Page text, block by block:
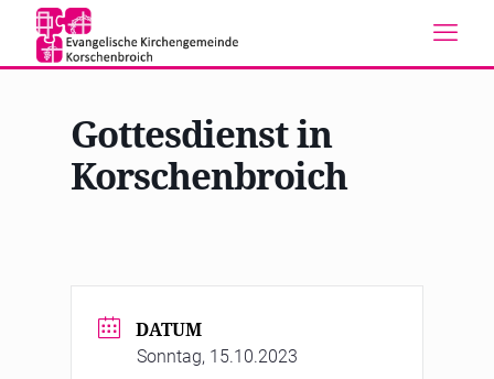
Gottesdienst in
Korschenbroich
DATUM
Sonntag, 15.10.2023